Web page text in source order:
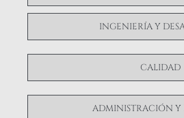
INGENIERÍA Y
CALIDAD
ADMINISTRACIÓN Y